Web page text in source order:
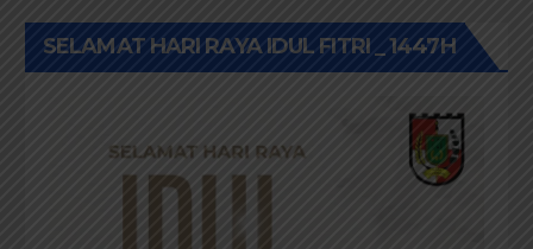
SELAMAT HARI RAYA IDUL FITRI _ 1447H